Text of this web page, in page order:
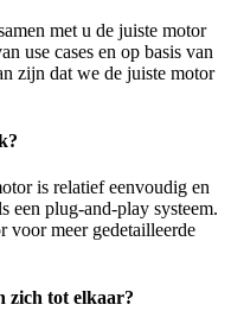
met u de juiste motor
use cases en op basis van
zijn dat we de juiste motor
is relatief eenvoudig en
een plug-and-play systeem.
voor meer gedetailleerde
zich tot elkaar?